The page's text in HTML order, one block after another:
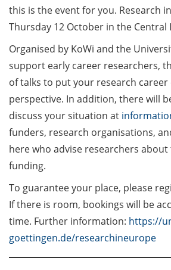
Postdoc Committee:
Mitglieder gesucht / call
for new members
Research in Europe –
Thursday 12 October
(event in English) /
Research in Europe –
Donnerstag, 12.
Oktober (Veranstaltung
auf Englisch)
Allgemein / General
10.1
Lehrpreis 2022/2023 –
Vorschläge erwünscht /
Suggestions for
this is the event for you. Research
Thursday 12 October in the Central
Organised by KoWi and the
support early career researchers,
of talks to put your research career
perspective. In addition, there will
discuss your situation at
funders, research organisations,
here who advise researchers
funding.
To guarantee your place, please
If there is room, bookings will be
time. Further information: https://
goettingen.de/researchineurope